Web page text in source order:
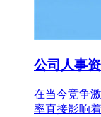
公司人事
在当今竞争
率直接影响